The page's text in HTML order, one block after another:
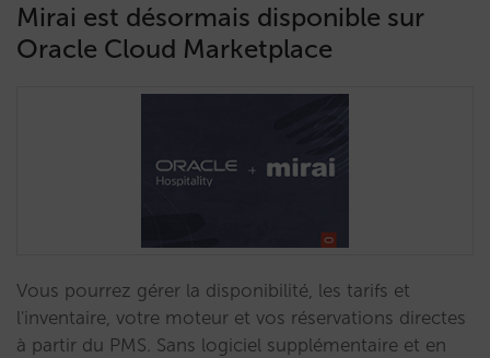
Mirai est désormais disponible sur
Oracle Cloud Marketplace
Vous pourrez gérer la disponibilité, les tarifs et
l'inventaire, votre moteur et vos réservations directes
à partir du PMS. Sans logiciel supplémentaire et en